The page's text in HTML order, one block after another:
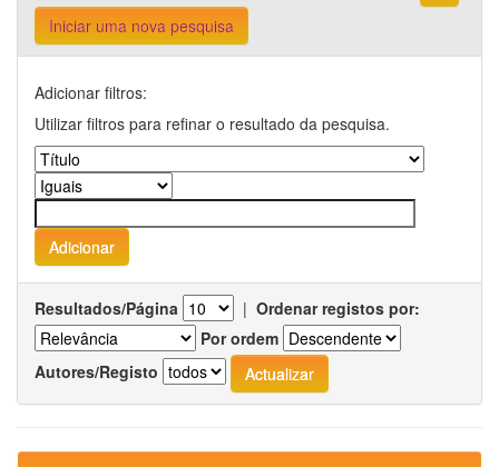
Iniciar uma nova pesquisa
Adicionar filtros:
Utilizar filtros para refinar o resultado da pesquisa.
Resultados/Página | Ordenar registos por:
Por ordem
Autores/Registo